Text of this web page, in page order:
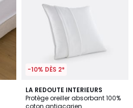
-10% DÈS 2*
LA REDOUTE INTERIEURS
Protège oreiller absorbant 100%
coton antiacarien
4,5
/ 5